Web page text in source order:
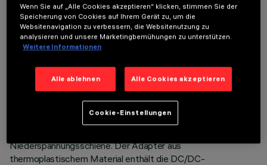
TECHNISCHE DATEN
LETZTES UPDATE: 07.08.2026
Festes lineares Modul mit 10 optischen Elementen, komplett
Niederspannungsschiene. Der Adapter aus
thermoplastischem Material enthält die DC/DC-
Wenn Sie auf „Alle Cookies akzeptieren“ klicken, stimmen Sie der
Speicherung von Cookies auf Ihrem Gerät zu, um die
Websitenavigation zu verbessern, die Websitenutzung zu
analysieren und unsere Marketingbemühungen zu unterstützen.
Weitere Informationen
Alle ablehnen Alle Cookies akzeptieren
Cookie-Einstellungen